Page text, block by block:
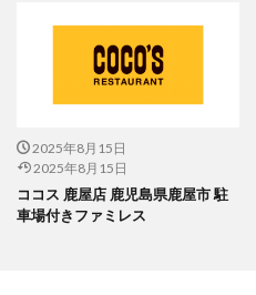
2025年8月15日
2025年8月15日
ココス 鹿屋店 鹿児島県鹿屋市 駐
車場付きファミレス